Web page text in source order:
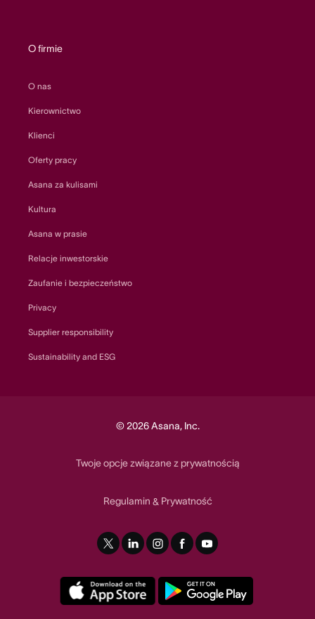
O firmie
O nas
Kierownictwo
Klienci
Oferty pracy
Asana za kulisami
Kultura
Asana w prasie
Relacje inwestorskie
Zaufanie i bezpieczeństwo
Privacy
Supplier responsibility
Sustainability and ESG
© 2026 Asana, Inc.
Twoje opcje związane z prywatnością
Regulamin & Prywatność